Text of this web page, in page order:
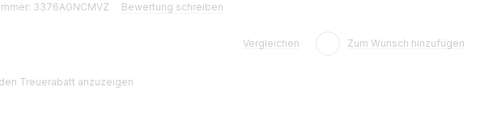
3376AGNCMVZ Bewertung schreiben
Vergleichen Zum Wunsch hinzufügen
Treuerabatt anzuzeigen